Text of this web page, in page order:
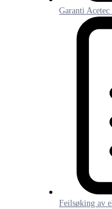
Garanti
Feilsøking av